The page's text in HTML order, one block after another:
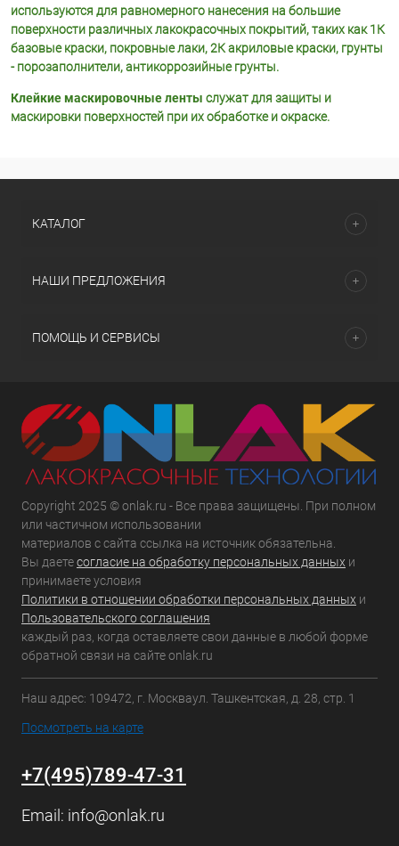
используются для равномерного нанесения на большие
поверхности различных лакокрасочных покрытий, таких как 1К
базовые краски, покровные лаки, 2К акриловые краски, грунты
- порозаполнители, антикоррозийные грунты.
Клейкие маскировочные ленты служат для защиты и
маскировки поверхностей при их обработке и окраске.
КАТАЛОГ
НАШИ ПРЕДЛОЖЕНИЯ
ПОМОЩЬ И СЕРВИСЫ
Copyright 2025 © onlak.ru - Все права защищены. При полном
или частичном использовании
материалов с сайта ссылка на источник обязательна.
Вы даетесогласие на обработку персональных данных и
принимаете условия
Политики в отношении обработки персональных данных и
Пользовательского соглашения
каждый раз, когда оставляете свои данные в любой форме
обратной связи на сайте onlak.ru
Наш адрес: 109472, г. Москваул. Ташкентская, д. 28, стр. 1
Посмотреть на карте
+7(495)789-47-31
Email: info@onlak.ru